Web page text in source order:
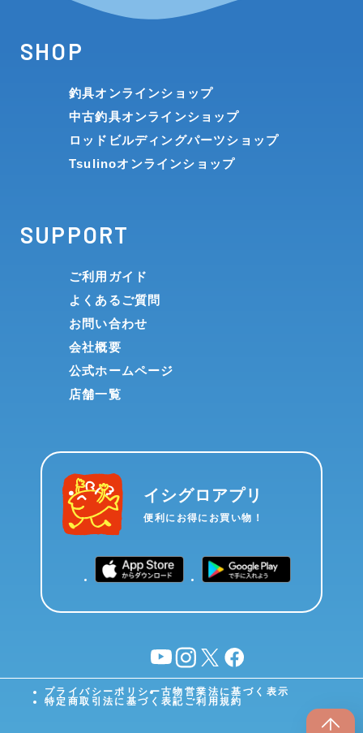
SHOP
釣具オンラインショップ
中古釣具オンラインショップ
ロッドビルディングパーツショップ
Tsulinoオンラインショップ
SUPPORT
ご利用ガイド
よくあるご質問
お問い合わせ
会社概要
公式ホームページ
店舗一覧
イシグロアプリ
便利にお得にお買い物！
YouTubeinstagram
X facebook
プライバシーポリシー古物営業法に基づく表示
特定商取引法に基づく表記 ご利用規約